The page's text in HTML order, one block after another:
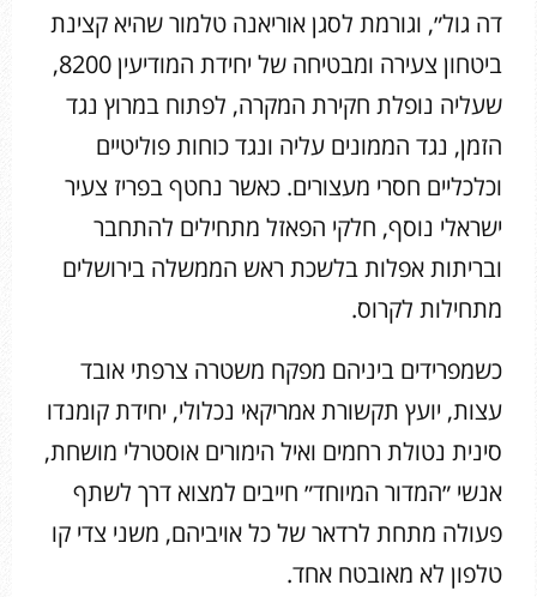
דה גול״, וגורמת לסגן אוריאנה טלמור שהיא קצינת
ביטחון צעירה ומבטיחה של יחידת המודיעין 8200,
שעליה נופלת חקירת המקרה, לפתוח במרוץ נגד
הזמן, נגד הממונים עליה ונגד כוחות פוליטיים
וכלכליים חסרי מעצורים. כאשר נחטף בפריז צעיר
ישראלי נוסף, חלקי הפאזל מתחילים להתחבר
ובריתות אפלות בלשכת ראש הממשלה בירושלים
מתחילות לקרוס.
כשמפרידים ביניהם מפקח משטרה צרפתי אובד
עצות, יועץ תקשורת אמריקאי נכלולי, יחידת קומנדו
סינית נטולת רחמים ואיל הימורים אוסטרלי מושחת,
אנשי ״המדור המיוחד״ חייבים למצוא דרך לשתף
פעולה מתחת לרדאר של כל אויביהם, משני צדי קו
טלפון לא מאובטח אחד.